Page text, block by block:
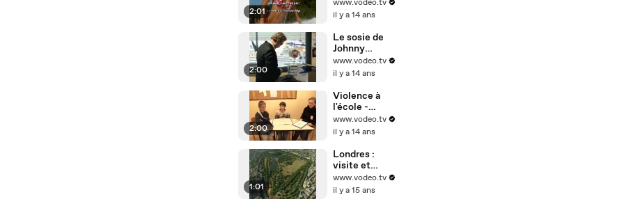
2:01
www.vodeo.tv
il y a 14 ans
2:00
Le sosie de
Johnny
Hallyday
www.vodeo.tv
il y a 14 ans
2:00
Violence à
l'école -
harcèlement
scolaire
www.vodeo.tv
il y a 14 ans
1:01
Londres :
visite et
tourisme
www.vodeo.tv
il y a 15 ans